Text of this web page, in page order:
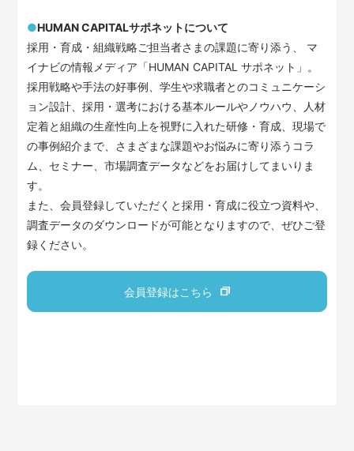
●HUMAN CAPITALサポネットについて
採用・育成・組織戦略ご担当者さまの課題に寄り添う、 マ
イナビの情報メディア「HUMAN CAPITAL サポネット」。
採用戦略や手法の好事例、学生や求職者とのコミュニケーシ
ョン設計、採用・選考における基本ルールやノウハウ、人材
定着と組織の生産性向上を視野に入れた研修・育成、現場で
の事例紹介まで、さまざまな課題やお悩みに寄り添うコラ
ム、セミナー、市場調査データなどをお届けしてまいりま
す。
また、会員登録していただくと採用・育成に役立つ資料や、
調査データのダウンロードが可能となりますので、ぜひご登
録ください。
会員登録はこちら